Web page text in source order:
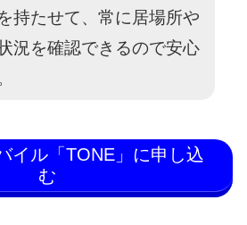
持たせて、常に居場所や
況を確認できるので安心
イル「TONE」に申し込
む